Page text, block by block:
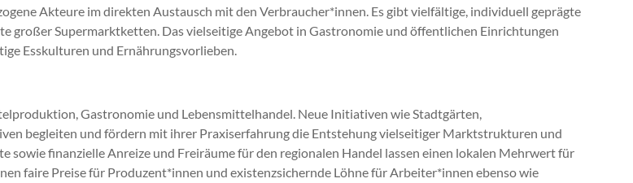
Akteure im direkten Austausch mit den Verbraucher*innen. Es gibt vielfältige, individuell geprägte
Supermarktketten. Das vielseitige Angebot in Gastronomie und öffentlichen Einrichtungen
Esskulturen und Ernährungsvorlieben.
Gastronomie und Lebensmittelhandel. Neue Initiativen wie Stadtgärten,
begleiten und fördern mit ihrer Praxiserfahrung die Entstehung vielseitiger Marktstrukturen und
finanzielle Anreize und Freiräume für den regionalen Handel lassen einen lokalen Mehrwert für
faire Preise für Produzent*innen und existenzsichernde Löhne für Arbeiter*innen ebenso wie